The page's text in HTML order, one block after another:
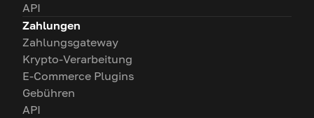
API
Zahlungen
Zahlungsgateway
Krypto-Verarbeitung
E-Commerce Plugins
Gebühren
API